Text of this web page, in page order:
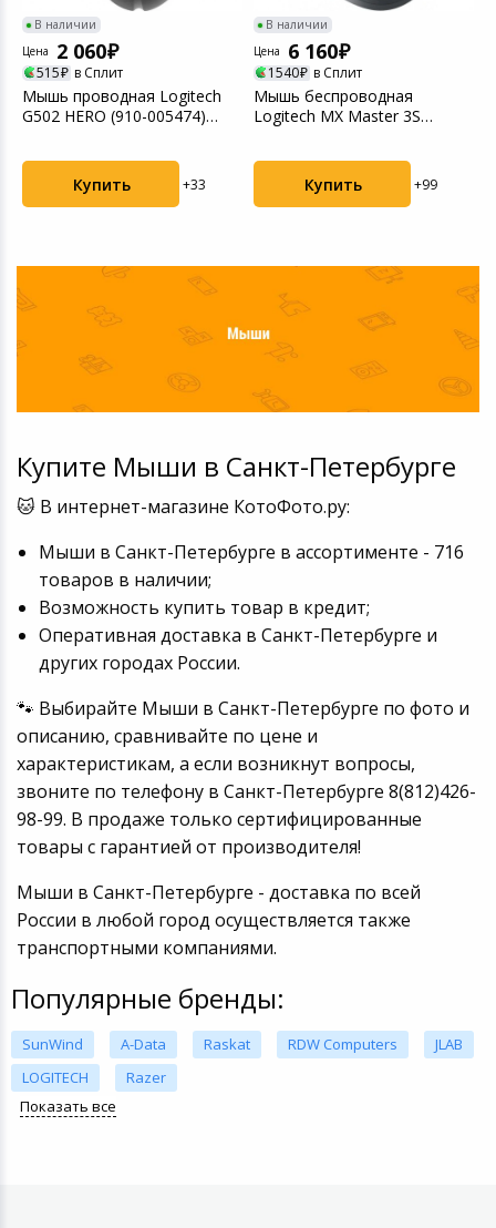
В наличии
Цена
2 060
515 в Сплит
Мышь проводная Logitech
G502 HERO (910-005474)
Купить +33
В наличии
Цена
6 160
1540 в Сплит
Мышь беспроводная
Logitech MX Master 3S
Купить +99
Купите Мыши в Санкт-Петербурге
🐱 В интернет-магазине КотоФото.ру:
Мыши в Санкт-Петербурге в ассортименте - 716
товаров в наличии;
Возможность купить товар в кредит;
Оперативная доставка в Санкт-Петербурге и
других городах России.
🐾 Выбирайте Мыши в Санкт-Петербурге по фото и
описанию, сравнивайте по цене и
характеристикам, а если возникнут вопросы,
звоните по телефону в Санкт-Петербурге 8(812)426-
98-99. В продаже только сертифицированные
товары с гарантией от производителя!
Мыши в Санкт-Петербурге - доставка по всей
России в любой город осуществляется также
транспортными компаниями.
Популярные бренды:
SunWind A-Data Raskat RDW Computers
JLAB
LOGITECH
Razer
Показать все